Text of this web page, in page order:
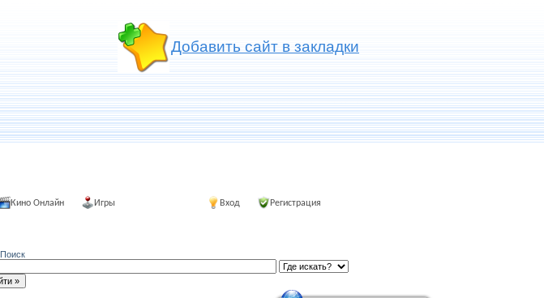
Добавить сайт в закладки
Кино Онлайн Игры Регистрация
Вход
Поиск